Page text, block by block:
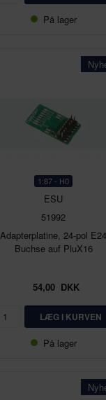
På lager
1:87 - H0
ESU
51992
Adapterplatine, 24-pol E24
Buchse auf PluX16
54,00 DKK
På lager